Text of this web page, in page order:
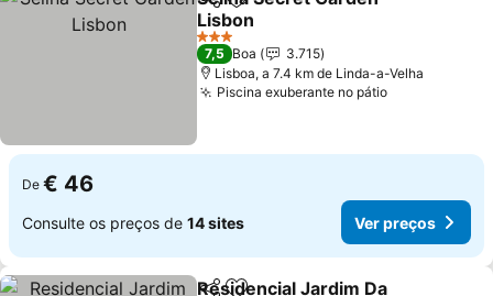
PartilharAdicionar aos favoritos
Lisbon
3 Estrelas
7,5 Boa
3.715
Lisboa, a 7.4 km de Linda-a-Velha
Piscina exuberante no pátio
De € 46
Consulte os preços de 14 sites Ver preços
Residencial Jardim Da